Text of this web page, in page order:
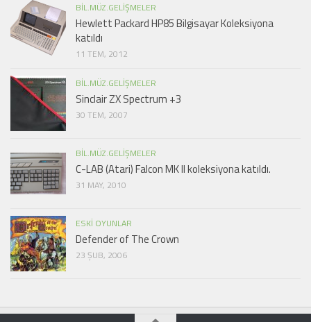
BIL.MÜZ.GELIŞMELER
Hewlett Packard HP85 Bilgisayar Koleksiyona
katıldı
11 TEM, 2012
BIL.MÜZ.GELIŞMELER
Sinclair ZX Spectrum +3
30 TEM, 2007
BIL.MÜZ.GELIŞMELER
C-LAB (Atari) Falcon MK II koleksiyona katıldı.
31 MAY, 2010
ESKI OYUNLAR
Defender of The Crown
23 ŞUB, 2006